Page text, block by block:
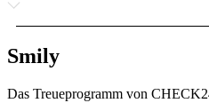
Smily
Das Treueprogramm von